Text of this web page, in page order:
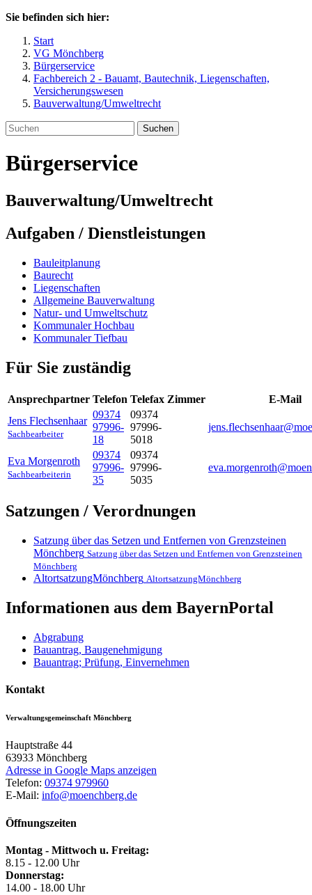
Sie befinden sich hier:
Start
VG Mönchberg
Bürgerservice
Fachbereich 2 - Bauamt, Bautechnik, Liegenschaften,
Versicherungswesen
Bauverwaltung/Umweltrecht
Suchen
Bürgerservice
Bauverwaltung/Umweltrecht
Aufgaben / Dienstleistungen
Bauleitplanung
Baurecht
Liegenschaften
Allgemeine Bauverwaltung
Natur- und Umweltschutz
Kommunaler Hochbau
Kommunaler Tiefbau
Für Sie zuständig
Ansprechpartner Telefon Telefax Zimmer
E-Mail
Jens Flechsenhaar
Sachbearbeiter
09374
97996-
18
09374
97996-
5018
Eva Morgenroth
Sachbearbeiterin
09374
97996-
35
09374
97996-
5035
Satzungen / Verordnungen
Satzung über das Setzen und Entfernen von Grenzsteinen
Mönchberg Satzung über das Setzen und Entfernen von Grenzsteinen
Mönchberg
AltortsatzungMönchberg AltortsatzungMönchberg
Informationen aus dem BayernPortal
Abgrabung
Bauantrag, Baugenehmigung
Bauantrag; Prüfung, Einvernehmen
Kontakt
Verwaltungsgemeinschaft Mönchberg
Hauptstraße 44
63933 Mönchberg
Adresse in Google Maps anzeigen
Telefon: 09374 979960
E-Mail: info@moenchberg.de
Öffnungszeiten
Montag - Mittwoch u. Freitag:
8.15 - 12.00 Uhr
Donnerstag:
14.00 - 18.00 Uhr